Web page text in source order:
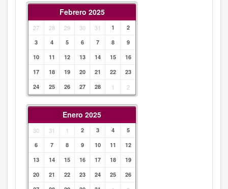
Febrero 2025
27 28 29 30 31 1
2
3
4 5 6 7 8
9
10
11 12 13 14 15
16
17
18 19 20 21 22
23
24
25 26 27 28 1 2
Enero 2025
30 31 1 2 3 4
5
6
7 8 9 10 11
12
13
14 15 16 17 18
19
20
21 22 23 24 25
26